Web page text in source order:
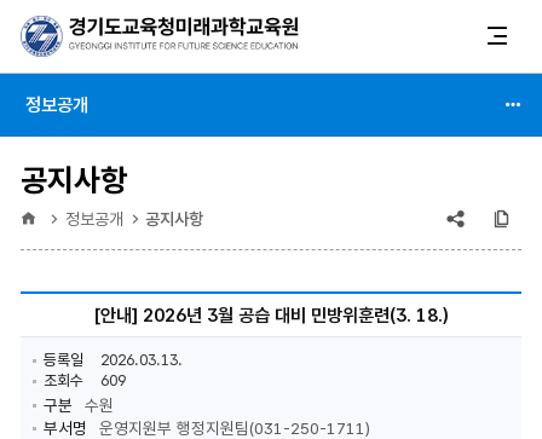
정보공개
공지사항
정보공개 공지사항
공유
:
축소)
[안내] 2026년 3월 공습 대비 민방위훈련(3. 18.)
등록일
2026.03.13.
조회수
609
구분
수원
부서명
운영지원부 행정지원팀(031-250-1711)